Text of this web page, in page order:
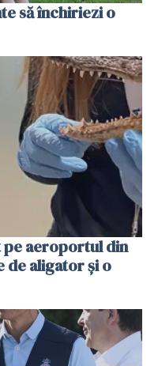
să închiriezi o
aeroportul din
de aligator și o